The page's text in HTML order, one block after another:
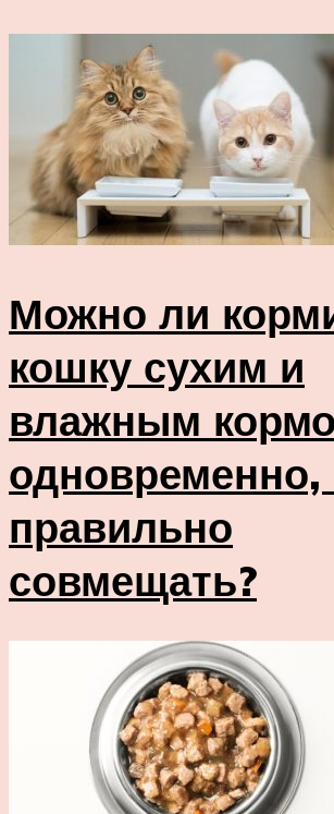
Можно ли
кошку сухим и
влажным
одновременно,
правильно
совмещать?